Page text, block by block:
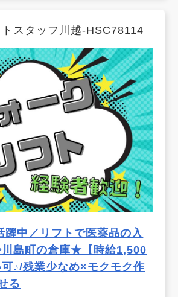
スタッフ川越-HSC78114
躍中／リフトで医薬品の入
島町の倉庫★【時給1,500
可♪/残業少なめ×モクモク作
る